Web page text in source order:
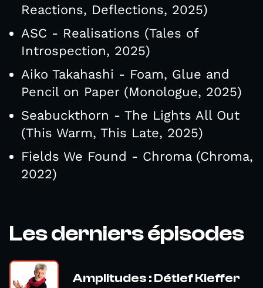
Reactions, Deflections, 2025)
ASC - Realisations (Tales of
Introspection, 2025)
Aiko Takahashi - Foam, Glue and
Pencil on Paper (Monologue, 2025)
Seabuckthorn - The Lights All Out
(This Warm, This Late, 2025)
Fields We Found - Chroma (Chroma,
2022)
Les derniers épisodes
Amplitudes : Détlef Kieffer